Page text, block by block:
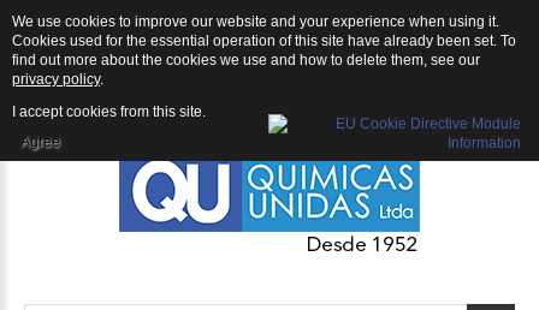
We use cookies to improve our website and your experience when using it.
Cookies used for the essential operation of this site have already been set. To
find out more about the cookies we use and how to delete them, see our
privacy policy.
I accept cookies from this site.
Agree
Empresa